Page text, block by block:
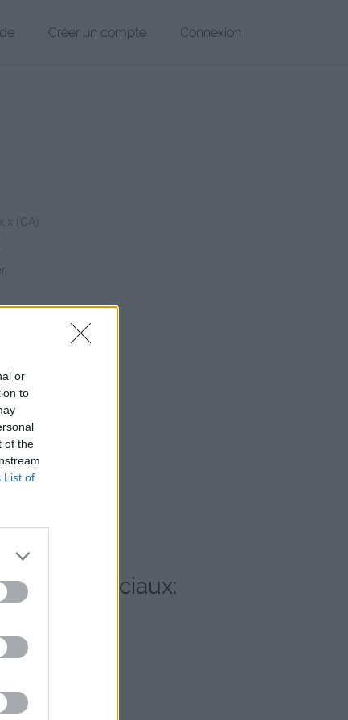
or
to
of the
List of
Créer un compte Connexion
(CA)
sociaux: